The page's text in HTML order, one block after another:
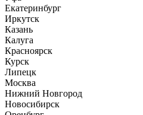
Екатеринбург
Иркутск
Казань
Калуга
Красноярск
Курск
Липецк
Москва
Нижний Новгород
Новосибирск